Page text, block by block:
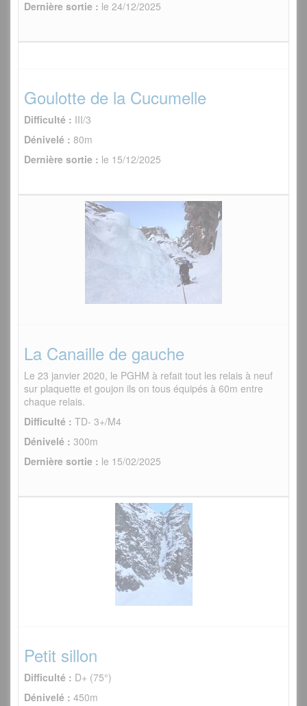
Dernière sortie : le 24/12/2025
Goulotte de la Cucumelle
Difficulté : III/3
Dénivelé : 80m
Dernière sortie : le 15/12/2025
La Canaille de gauche
Le 23 janvier 2020, le PGHM à refait tout les relais à neuf
sur plaquette et goujon ils on tous équipés à 60m entre
chaque relais.
Difficulté : TD- 3+/M4
Dénivelé : 300m
Dernière sortie : le 15/02/2025
Petit sillon
Difficulté : D+ (75°)
Dénivelé : 450m